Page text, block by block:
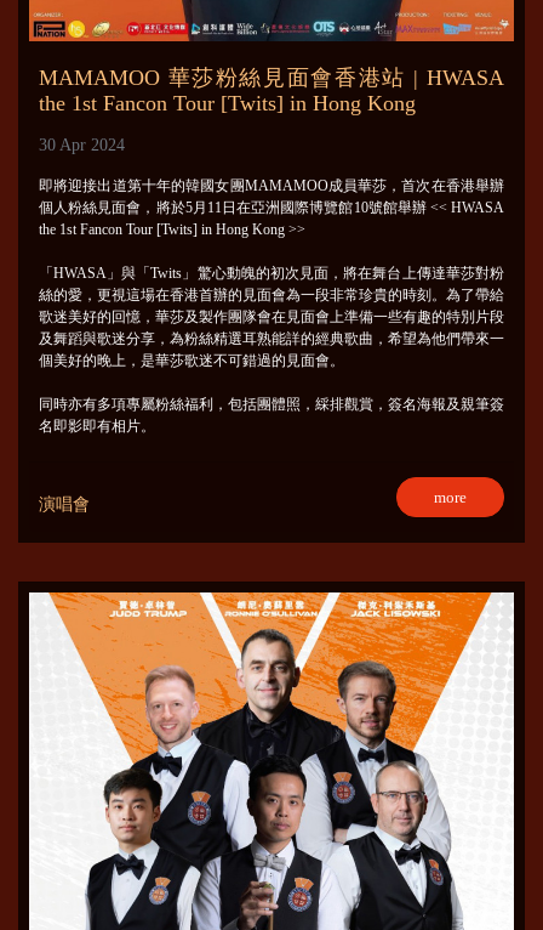
MAMAMOO 華莎粉絲見面會香港站 | HWASA
the 1st Fancon Tour [Twits] in Hong Kong
30 Apr 2024
即將迎接出道第十年的韓國女團MAMAMOO成員華莎，首次在香港舉辦
個人粉絲見面會，將於5月11日在亞洲國際博覽館10號館舉辦 << HWASA
the 1st Fancon Tour [Twits] in Hong Kong >>
「HWASA」與「Twits」驚心動魄的初次見面，將在舞台上傳達華莎對粉
絲的愛，更視這場在香港首辦的見面會為一段非常珍貴的時刻。為了帶給
歌迷美好的回憶，華莎及製作團隊會在見面會上準備一些有趣的特別片段
及舞蹈與歌迷分享，為粉絲精選耳熟能詳的經典歌曲，希望為他們帶來一
個美好的晚上，是華莎歌迷不可錯過的見面會。
同時亦有多項專屬粉絲福利，包括團體照，綵排觀賞，簽名海報及親筆簽
名即影即有相片。
演唱會 more